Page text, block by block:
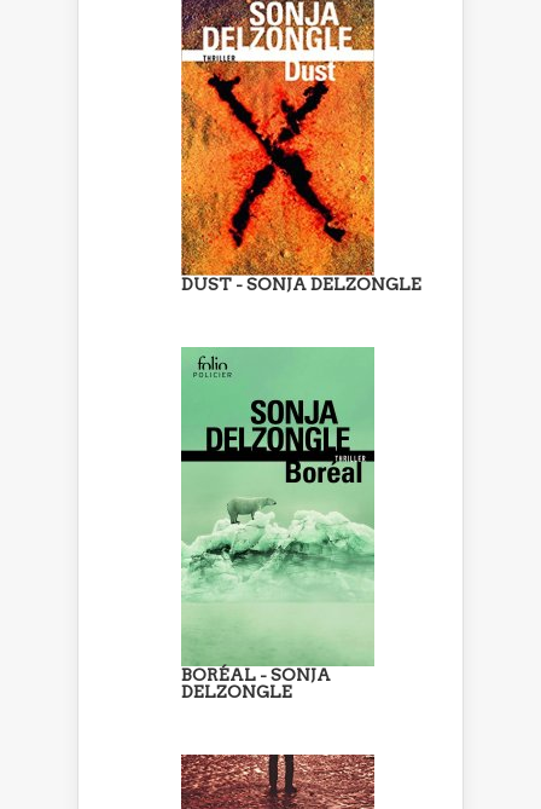
DUST - SONJA DELZONGLE
BORÉAL - SONJA
DELZONGLE